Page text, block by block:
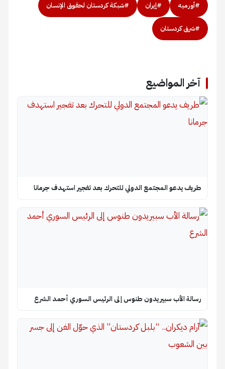
#أورميه #إيران #شبكة كردستان لحقوق الإنسان
#شرق كردستان
آخر المواضيع
طريف يدعو المجتمع الدولي للتحرك بعد تفجير استهدف جرمانا
رسالة الأب سبيريدون طنوس إلى الرئيس السوري أحمد الشرع